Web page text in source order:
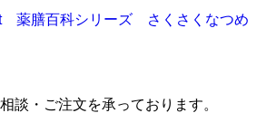
談・ご注文を承っております。